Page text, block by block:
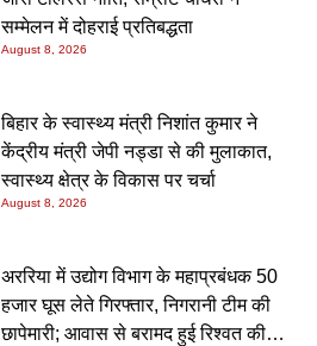
सम्मेलन में दोहराई प्रतिबद्धता
August 8, 2026
बिहार के स्वास्थ्य मंत्री निशांत कुमार ने
केंद्रीय मंत्री जेपी नड्डा से की मुलाकात,
स्वास्थ्य क्षेत्र के विकास पर चर्चा
August 8, 2026
अररिया में उद्योग विभाग के महाप्रबंधक 50
हजार घूस लेते गिरफ्तार, निगरानी टीम की
छापेमारी; आवास से बरामद हुई रिश्वत की